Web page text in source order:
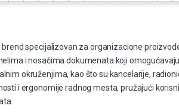
brend specijalizovan za organizacione
i nosačima dokumenata koji
okruženjima, kao što su kancelarije,
i ergonomije radnog mesta, pružajući